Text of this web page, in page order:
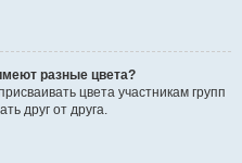
разные цвета?
цвета участникам групп
друг от друга.